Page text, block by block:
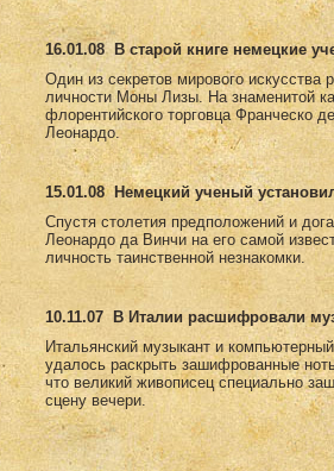
16.01.08
В старой книге немецкие
Один из секретов мирового искусства
личности Моны Лизы. На знаменитой
флорентийского торговца Франческо
Леонардо.
15.01.08 Немецкий ученый
Спустя столетия предположений и
Леонардо да Винчи на его самой
личность таинственной незнакомки.
10.11.07
В Италии расшифровали
Итальянский музыкант и
удалось раскрыть зашифрованные
что великий живописец специально
сцену вечери.